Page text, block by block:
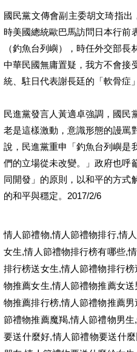
國民黨文傳會副主委胡文琦指
時美國總統歐巴馬訪問日本行前
（釣魚台列嶼），時任外交部
中華民國無庸置疑，我方不會接
統、駐日代表謝長廷的「軟骨症
民進黨發言人黃適卓強調，國民
老是這樣激動，意識形態的謾罵
說，民進黨重申「釣魚台列嶼是
們的立場從未改變。」政府也呼
同開發」的原則，以和平的方式
的和平與穩定。2017/2/6
情人節禮物,情人節禮物排行,情
女生,情人節禮物排行榜有哪些,
排行榜送女生,情人節禮物排行榜
物推薦女生,情人節禮物推薦女送
物推薦排行榜,情人節禮物推薦男
節禮物推薦魔羯,情人節禮物男生,
要送什麼好,情人節禮物要送什